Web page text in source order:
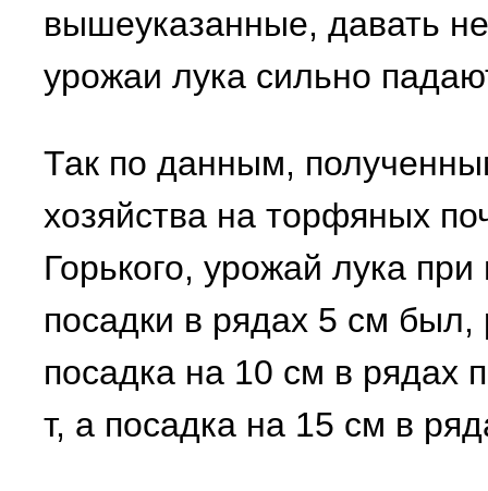
вышеуказанные, давать
урожаи лука сильно
Так по данным,
хозяйства на торфяных
Горького, урожай лука
посадки в рядах 5 см был,
посадка на 10 см в рядах
т, а посадка на 15 см в